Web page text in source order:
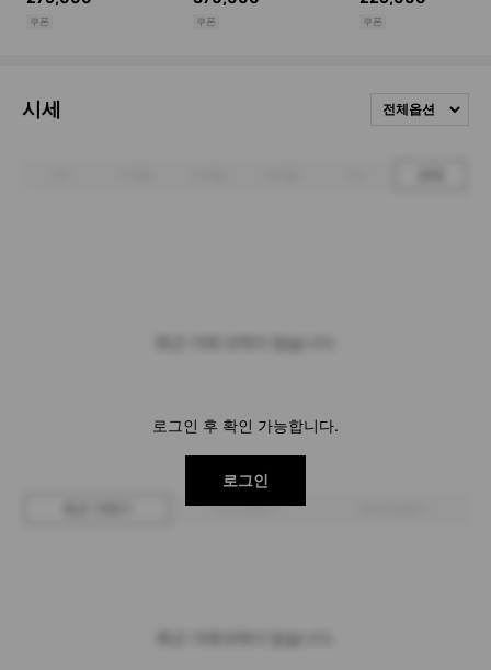
시세 전체옵션
구매 입찰가
로그인 후 확인 가능합니다.
로그인